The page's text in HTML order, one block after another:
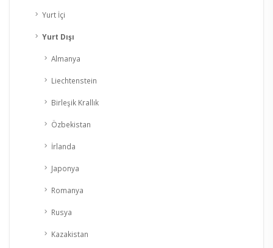
Yurt İçi
Yurt Dışı
Almanya
Liechtenstein
Birleşik Krallık
Özbekistan
İrlanda
Japonya
Romanya
Rusya
Kazakistan